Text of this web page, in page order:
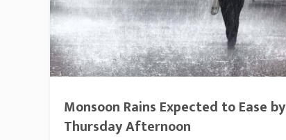
Monsoon Rains Expected to Ease by
Thursday Afternoon